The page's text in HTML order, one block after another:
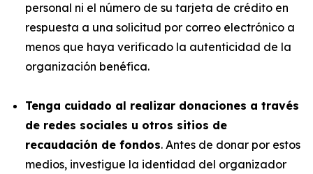
personal ni el número de su tarjeta de crédito en
respuesta a una solicitud por correo electrónico a
menos que haya verificado la autenticidad de la
organización benéfica.
Tenga cuidado al realizar donaciones a través
de redes sociales u otros sitios de
recaudación de fondos. Antes de donar por estos
medios, investigue la identidad del organizador